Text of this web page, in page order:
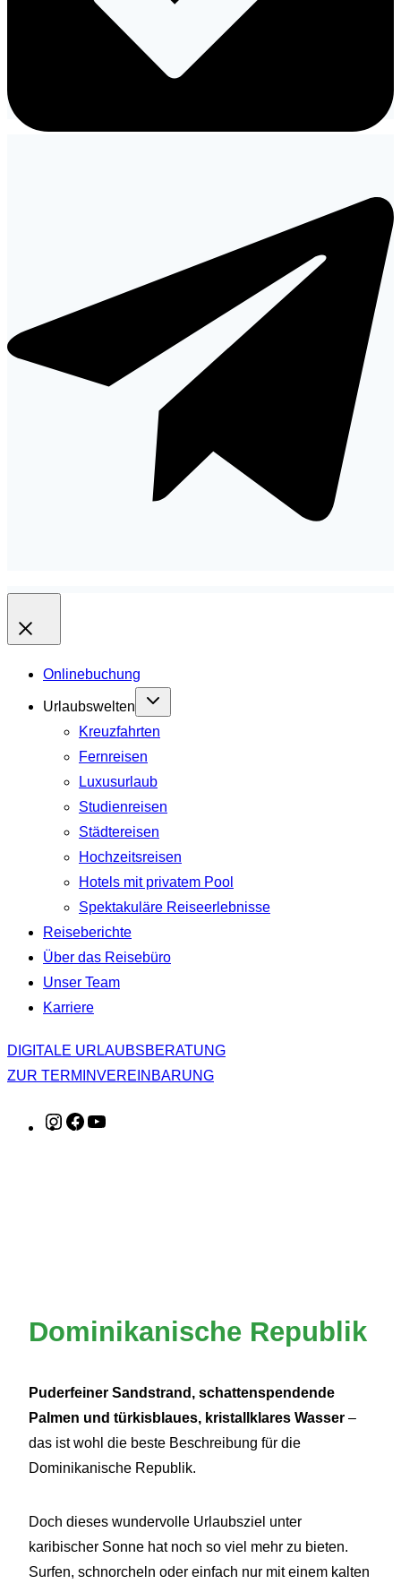
Onlinebuchung
Urlaubswelten
Kreuzfahrten
Fernreisen
Luxusurlaub
Studienreisen
Städtereisen
Hochzeitsreisen
Hotels mit privatem Pool
Spektakuläre Reiseerlebnisse
Reiseberichte
Über das Reisebüro
Unser Team
Karriere
DIGITALE URLAUBSBERATUNG
ZUR TERMINVEREINBARUNG
Instagram
Facebook
Dominikanische Republik
Puderfeiner Sandstrand, schattenspendende
Palmen und türkisblaues, kristallklares Wasser–
das ist wohl die beste Beschreibung für die
Dominikanische Republik.
Doch dieses wundervolle Urlaubsziel unter
karibischer Sonne hat noch so viel mehr zu bieten.
Surfen, schnorcheln oder einfach nur mit einem kalten